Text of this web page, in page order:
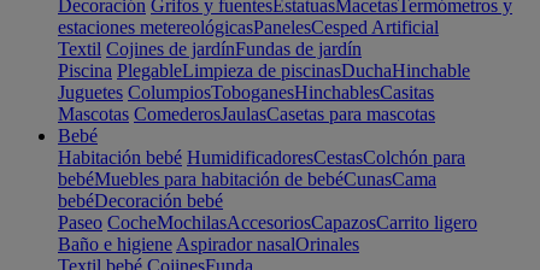
Decoración Grifos y fuentesEstatuasMacetasTermómetros y
estaciones metereológicasPanelesCesped Artificial
Textil Cojines de jardínFundas de jardín
Piscina PlegableLimpieza de piscinasDuchaHinchable
Juguetes ColumpiosToboganesHinchablesCasitas
Mascotas ComederosJaulasCasetas para mascotas
Bebé
Habitación bebé HumidificadoresCestasColchón para
bebéMuebles para habitación de bebéCunasCama
bebéDecoración bebé
Paseo CocheMochilasAccesoriosCapazosCarrito ligero
Baño e higiene Aspirador nasalOrinales
Textil bebé CojinesFunda